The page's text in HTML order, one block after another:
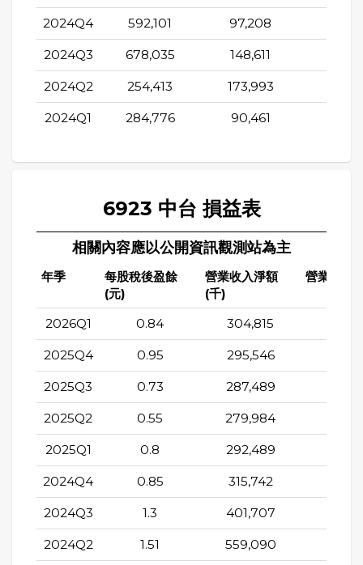
2024Q4 592,101 97,208
2024Q3 678,035 148,611
2024Q2 254,413 173,993
2024Q1 284,776 90,461
6923 中台 損益表
相關內容應以公開資訊觀測站為主
年季
每股稅後盈餘
(元)
營業收入淨額
(千)
營業成本(
2026Q1 0.84 304,815
2025Q4 0.95 295,546
2025Q3 0.73 287,489
2025Q2 0.55 279,984
2025Q1 0.8 292,489
2024Q4 0.85 315,742
2024Q3 1.3 401,707
2024Q2 1.51 559,090